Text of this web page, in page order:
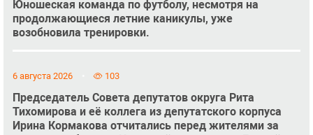
Юношеская команда по футболу, несмотря на
продолжающиеся летние каникулы, уже
возобновила тренировки.
6 августа 2026 103
Председатель Совета депутатов округа Рита
Тихомирова и её коллега из депутатского корпуса
Ирина Кормакова отчитались перед жителями за